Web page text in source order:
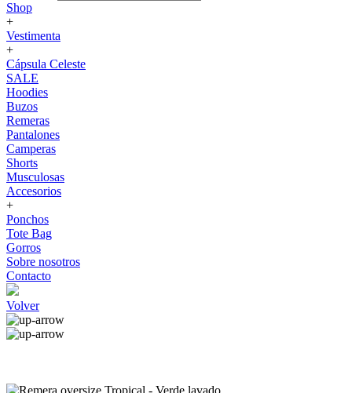
Shop
+
Vestimenta
+
Cápsula Celeste
SALE
Hoodies
Buzos
Remeras
Pantalones
Camperas
Shorts
Musculosas
Accesorios
+
Ponchos
Tote Bag
Gorros
Sobre nosotros
Contacto
Volver